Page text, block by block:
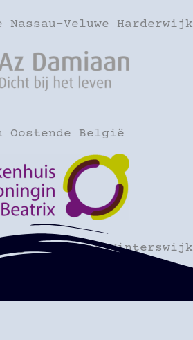
Veluwe Harderwijk
Oostende België
Beatrix Winterswijk